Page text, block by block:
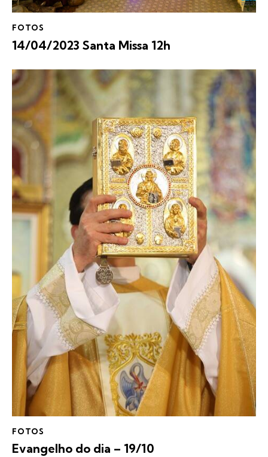
FOTOS
14/04/2023 Santa Missa 12h
FOTOS
Evangelho do dia – 19/10